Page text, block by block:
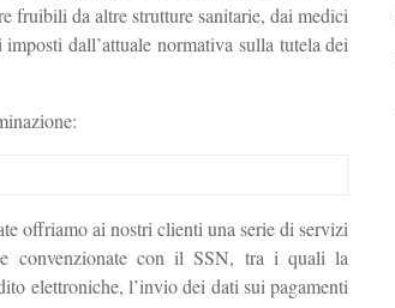
fruibili da altre strutture sanitarie, dai medici
dall’attuale normativa sulla tutela dei
offriamo ai nostri clienti una serie di servizi
convenzionate con il SSN, tra i quali la
elettroniche, l’invio dei dati sui pagamenti